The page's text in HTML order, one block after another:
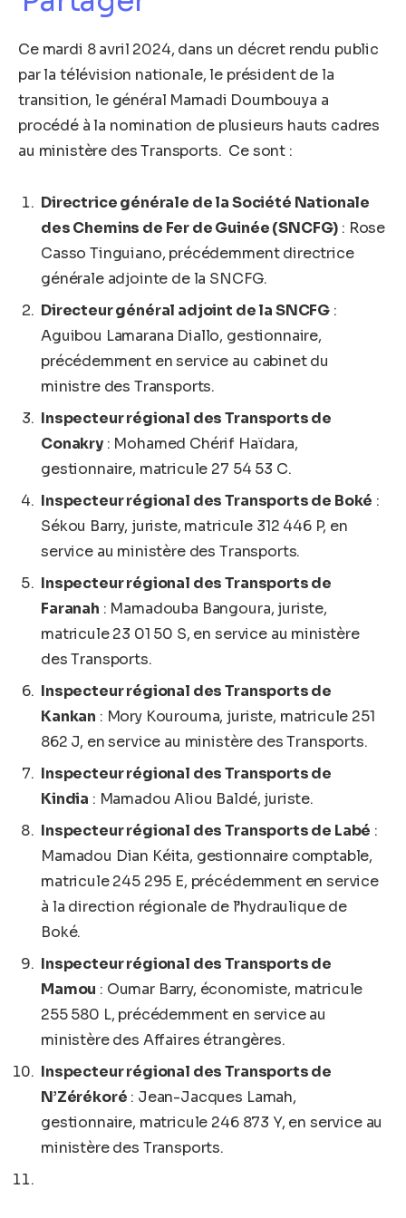
Ce mardi 8 avril 2024, dans un décret rendu public
par la télévision nationale, le président de la
transition, le général Mamadi Doumbouya a
procédé à la nomination de plusieurs hauts cadres
au ministère des Transports. Ce sont :
Directrice générale de la Société Nationale
des Chemins de Fer de Guinée (SNCFG) : Rose
Casso Tinguiano, précédemment directrice
générale adjointe de la SNCFG.
Directeur général adjoint de la SNCFG :
Aguibou Lamarana Diallo, gestionnaire,
précédemment en service au cabinet du
ministre des Transports.
Inspecteur régional des Transports de
Conakry: Mohamed Chérif Haïdara,
gestionnaire, matricule 27 54 53 C.
Inspecteur régional des Transports de Boké :
Sékou Barry, juriste, matricule 312 446 P, en
service au ministère des Transports.
Inspecteur régional des Transports de
Faranah : Mamadouba Bangoura, juriste,
matricule 23 01 50 S, en service au ministère
des Transports.
Inspecteur régional des Transports de
Kankan : Mory Kourouma, juriste, matricule 251
862 J, en service au ministère des Transports.
Inspecteur régional des Transports de
Kindia : Mamadou Aliou Baldé, juriste.
Inspecteur régional des Transports de Labé :
Mamadou Dian Kéita, gestionnaire comptable,
matricule 245 295 E, précédemment en service
à la direction régionale de l’hydraulique de
Boké.
Inspecteur régional des Transports de
Mamou : Oumar Barry, économiste, matricule
255 580 L, précédemment en service au
ministère des Affaires étrangères.
Inspecteur régional des Transports de
N’Zérékoré : Jean-Jacques Lamah,
gestionnaire, matricule 246 873 Y, en service au
ministère des Transports.